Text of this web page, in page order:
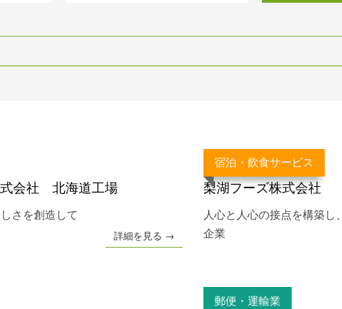
会社 北海道工場
さを創造して
詳細を見る →
宿泊・飲食サービス
梨湖フーズ株式会社
人心と人心の接点を構築し
企業
郵便・運輸業